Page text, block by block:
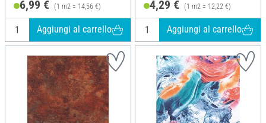
6,99 € (1 m2 = 14,56 €)
Aggiungi al carrello
4,29 € (1 m2 = 12,22 €)
Aggiungi al carrello